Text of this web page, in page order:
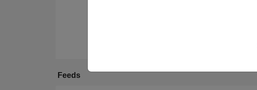
Feeds